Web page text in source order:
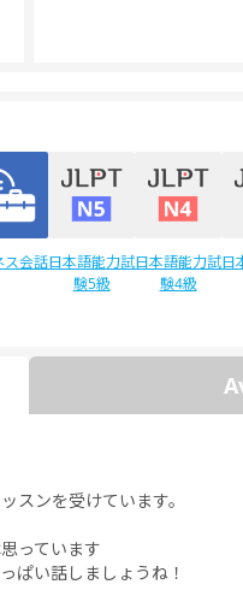
ス会話日本語能力試
験5級
日本語能力試
験4級
日
ンを受けています。
っています
ぱい話しましょうね！